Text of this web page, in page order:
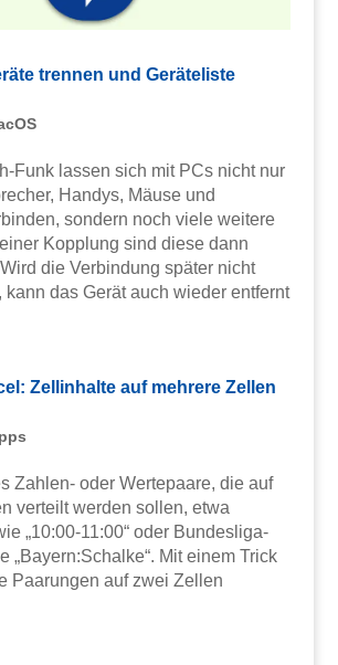
trennen und Geräteliste
Funk lassen sich mit PCs nicht nur
Handys, Mäuse und
sondern noch viele weitere
Kopplung sind diese dann
die Verbindung später nicht
kann das Gerät auch wieder entfernt
Zellinhalte auf mehrere Zellen
Zahlen- oder Wertepaare, die auf
verteilt werden sollen, etwa
„10:00-11:00“ oder Bundesliga-
„Bayern:Schalke“. Mit einem Trick
Paarungen auf zwei Zellen